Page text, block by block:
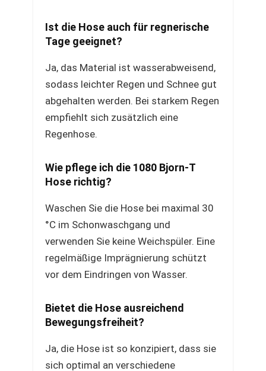
Ist die Hose auch für regnerische
Tage geeignet?
Ja, das Material ist wasserabweisend,
sodass leichter Regen und Schnee gut
abgehalten werden. Bei starkem Regen
empfiehlt sich zusätzlich eine
Regenhose.
Wie pflege ich die 1080 Bjorn-T
Hose richtig?
Waschen Sie die Hose bei maximal 30
°C im Schonwaschgang und
verwenden Sie keine Weichspüler. Eine
regelmäßige Imprägnierung schützt
vor dem Eindringen von Wasser.
Bietet die Hose ausreichend
Bewegungsfreiheit?
Ja, die Hose ist so konzipiert, dass sie
sich optimal an verschiedene